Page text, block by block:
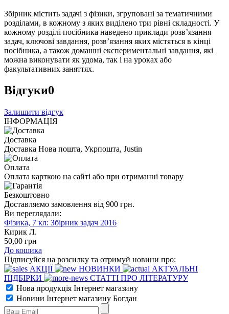
Збірник містить задачі з фізики, згруповані за тематичними
розділами, в кожному з яких виділено три рівні складності. У
кожному розділі посібника наведено приклади розв’язання
задач, ключові завдання, розв’язання яких містяться в кінці
посібника, а також домашні експериментальні завдання, які
можна виконувати як удома, так і на уроках або
факультативних заняттях.
Відгуки0
Залишити відгук
ІНФОРМАЦІЯ
Доставка
Доставка Нова пошта, Укрпошта, Justin
Оплата
Оплата карткою на сайті або при отриманні товару
Безкоштовно
Доставляємо замовлення від 900 грн.
Ви переглядали:
Фізика, 7 кл: Збірник задач 2016
Кирик Л.
50,00 грн
До кошика
Підписуйся на розсилку та отримуй новини про:
АКЦІЇ
НОВИНКИ
АКТУАЛЬНІ
ПІДБІРКИ
СТАТТІ ПРО ЛІТЕРАТУРУ
Нова продукція Інтернет магазину
Новини Інтернет магазину Богдан